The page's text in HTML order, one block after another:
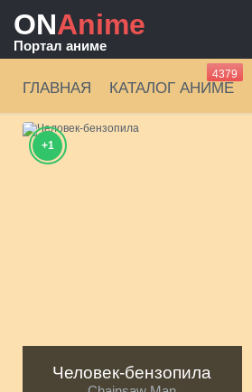
+1
Человек-бензопила
ONAnime
Портал аниме
ГЛАВНАЯ КАТАЛОГ АНИМЕ
4379